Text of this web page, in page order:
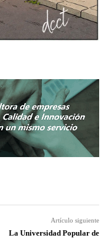
Artículo siguiente
La Universidad Popular de